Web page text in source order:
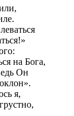
на Бога,
Он
я,